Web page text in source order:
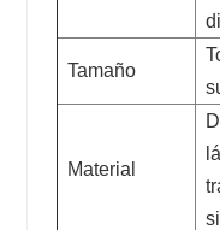
Tamaño
Material